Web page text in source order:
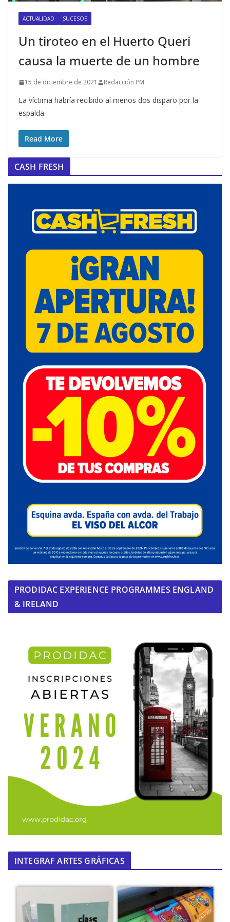
ACTUALIDAD SUCESOS
Un tiroteo en el Huerto Queri
causa la muerte de un hombre
15 de diciembre de 2021 Redacción PM
La víctima habría recibido al menos dos disparo por la
espalda
Read More
CASH FRESH
PRODIDAC EXPERIENCE PROGRAMMES ENGLAND
& IRELAND
INTEGRAF ARTES GRÁFICAS